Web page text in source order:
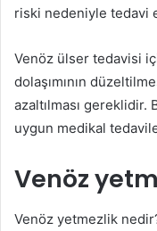
riski nedeniyle tedavi
Venöz ülser tedavisi
dolaşımının
azaltılması
uygun medikal
Venöz
Venöz yetmezlik